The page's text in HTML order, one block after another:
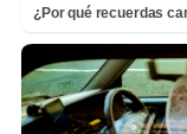
¿Por qué recuerdas